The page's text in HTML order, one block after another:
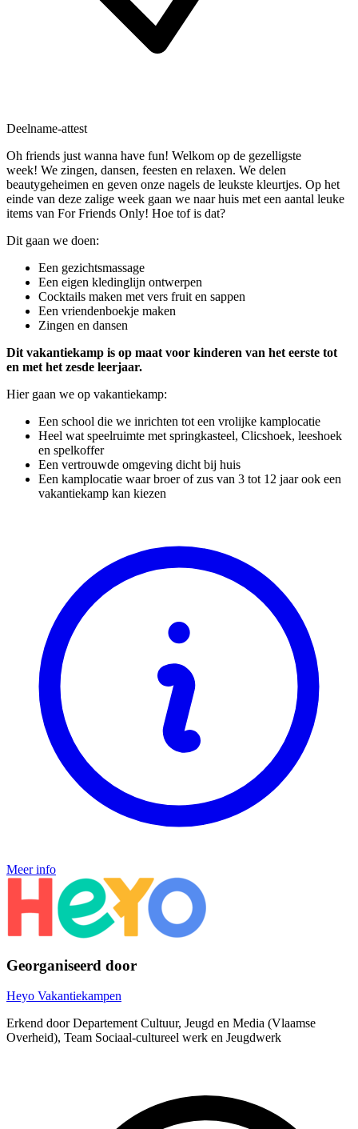
Deelname-attest
Oh friends just wanna have fun! Welkom op de gezelligste
week! We zingen, dansen, feesten en relaxen. We delen
beautygeheimen en geven onze nagels de leukste kleurtjes. Op het
einde van deze zalige week gaan we naar huis met een aantal leuke
items van For Friends Only! Hoe tof is dat?
Dit gaan we doen:
Een gezichtsmassage
Een eigen kledinglijn ontwerpen
Cocktails maken met vers fruit en sappen
Een vriendenboekje maken
Zingen en dansen
Dit vakantiekamp is op maat voor kinderen van het eerste tot
en met het zesde leerjaar.
Hier gaan we op vakantiekamp:
Een school die we inrichten tot een vrolijke kamplocatie
Heel wat speelruimte met springkasteel, Clicshoek, leeshoek
en spelkoffer
Een vertrouwde omgeving dicht bij huis
Een kamplocatie waar broer of zus van 3 tot 12 jaar ook een
vakantiekamp kan kiezen
Meer info
Georganiseerd door
Heyo Vakantiekampen
Erkend door Departement Cultuur, Jeugd en Media (Vlaamse
Overheid), Team Sociaal-cultureel werk en Jeugdwerk